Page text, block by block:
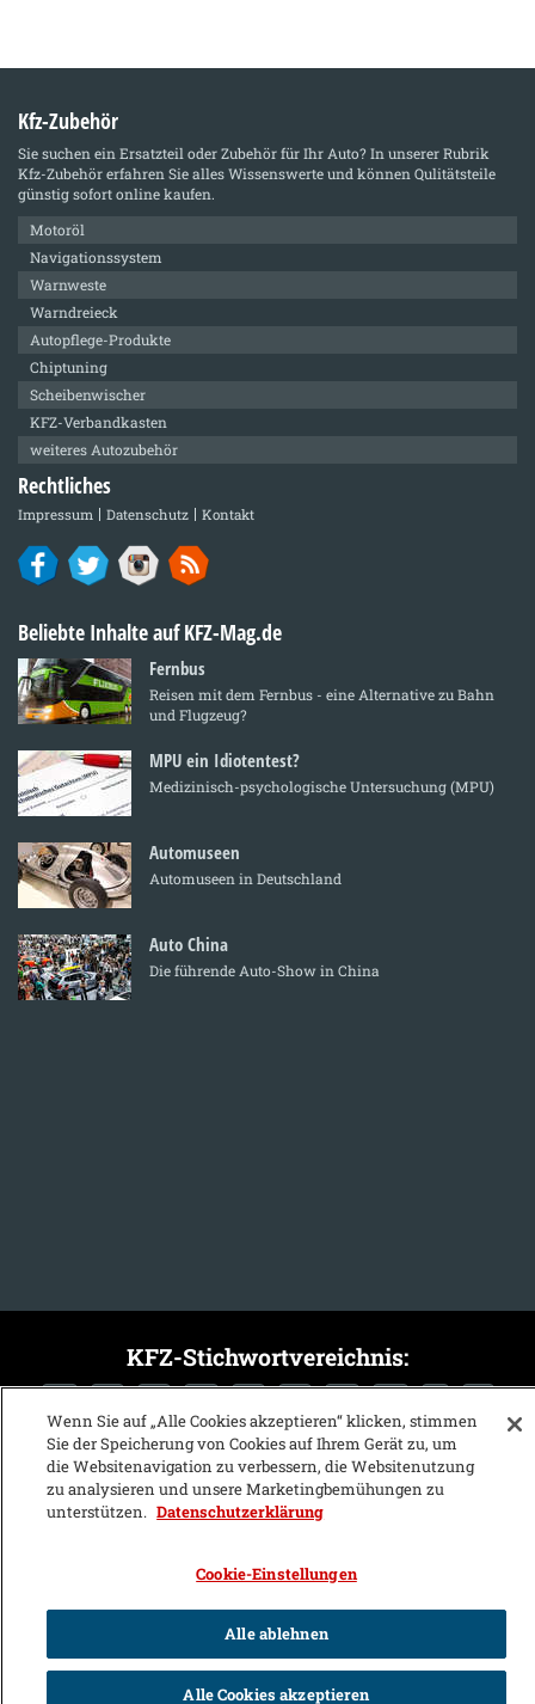
Kfz-Zubehör
Sie suchen ein Ersatzteil oder Zubehör für Ihr Auto? In unserer Rubrik
Kfz-Zubehörerfahren Sie alles Wissenswerte und können Qulitätsteile
günstig sofort online kaufen.
Motoröl
Navigationssystem
Warnweste
Warndreieck
Autopflege-Produkte
Chiptuning
Scheibenwischer
KFZ-Verbandkasten
weiteres Autozubehör
Rechtliches
Impressum Datenschutz Kontakt
Beliebte Inhalte auf KFZ-Mag.de
Fernbus
Reisen mit dem Fernbus - eine Alternative zu Bahn
und Flugzeug?
MPU ein Idiotentest?
Medizinisch-psychologische Untersuchung (MPU)
Automuseen
Automuseen in Deutschland
Auto China
Die führende Auto-Show in China
KFZ-Stichwortvereichnis:
K
L M N O P Q R S
U
V W X Y Z
Wenn Sie auf „Alle Cookies akzeptieren“ klicken, stimmen
Sie der Speicherung von Cookies auf Ihrem Gerät zu, um
die Websitenavigation zu verbessern, die Websitenutzung
zu analysieren und unsere Marketingbemühungen zu
unterstützen. Datenschutzerklärung
Cookie-Einstellungen
Alle ablehnen
Alle Cookies akzeptieren